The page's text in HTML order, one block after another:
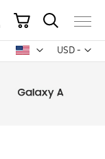
USD -
dólar
Mi carrito